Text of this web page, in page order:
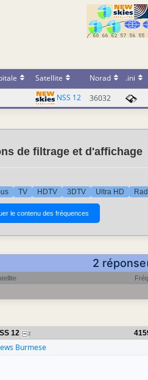
Satellite Norad .ini
NSS 12 36032
de filtrage et d'affichage
TV HDTV 3DTV Ultra HD
2
12 2
Burmese